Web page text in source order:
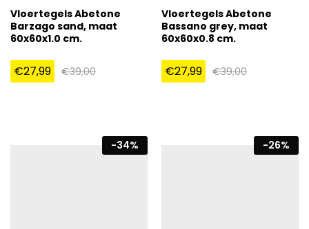
Vloertegels Abetone
Barzago sand, maat
60x60x1.0 cm.
€27,99 €39,00
Vloertegels Abetone
Bassano grey, maat
60x60x0.8 cm.
€27,99 €39,00
-34% -26%